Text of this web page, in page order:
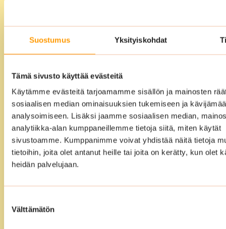
Suostumus Yksityiskohdat
Tämä sivusto käyttää evästeitä
Käytämme evästeitä tarjoamamme sisällön ja mainosten
sosiaalisen median ominaisuuksien tukemiseen ja
analysoimiseen. Lisäksi jaamme sosiaalisen median,
analytiikka-alan kumppaneillemme tietoja siitä, miten käytät
sivustoamme. Kumppanimme voivat yhdistää näitä tietoja
tietoihin, joita olet antanut heille tai joita on kerätty, kun olet
heidän palvelujaan.
valinta
Välttämätön
kokonaisvaltainen
siivouspalvelu
Laadimme yhdessä kanssanne
vuosikellosuunnitelman ja sen jälkeen
me hoidamme loput. Meidän
ammattitaitoiset ja koulutetut siivoojat
varmistavat, että tilat ovat siivouksen
jälkeen puhtaat, edustavat ja täysin
käyttövalmiit.